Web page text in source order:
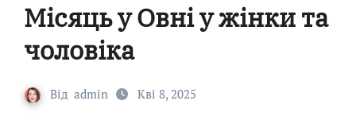
Місяць у Овні у жінки та
чоловіка
Від admin Кві 8, 2025